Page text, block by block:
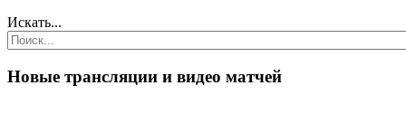
Искать...
Новые трансляции и видео матчей